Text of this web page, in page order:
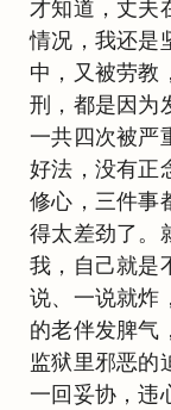
才知道，丈夫
情况，我还是
中，又被劳教
刑，都是因为
一共四次被严
好法，没有正
修心，三件事
得太差劲了。
我，自己就是
说、一说就炸
的老伴发脾气
监狱里邪恶的
一回妥协，违